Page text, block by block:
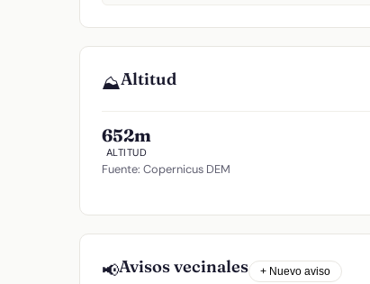
⛰️Altitud
652m
ALTITUD
Fuente: Copernicus DEM
📢Avisos vecinales + Nuevo aviso